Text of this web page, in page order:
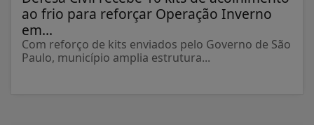
ao frio para reforçar Operação Inverno
em...
Com reforço de kits enviados pelo Governo de São
Paulo, município amplia estrutura...